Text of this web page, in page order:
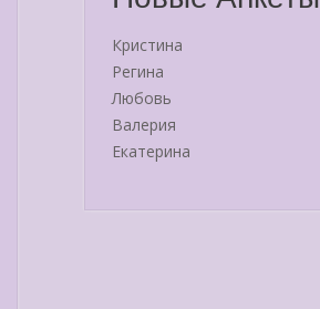
Кристина
Регина
Любовь
Валерия
Екатерина